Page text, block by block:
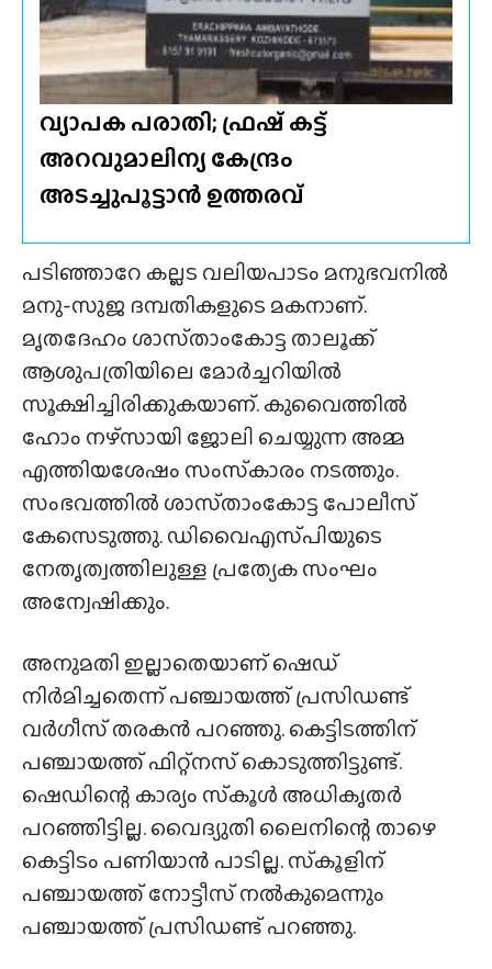
വ്യാപക പരാതി; ഫ്രഷ് കട്ട്
അറവുമാലിന്യ കേന്ദ്രം
അടച്ചുപൂട്ടാൻ ഉത്തരവ്
പടിഞ്ഞാറേ കല്ലട വലിയപാടം മനുഭവനിൽ
മനു-സുജ ദമ്പതികളുടെ മകനാണ്.
മൃതദേഹം ശാസ്‌താംകോട്ട താലൂക്ക്
ആശുപത്രിയിലെ മോർച്ചറിയിൽ
സൂക്ഷിച്ചിരിക്കുകയാണ്. കുവൈത്തിൽ
ഹോം നഴ്‌സായി ജോലി ചെയ്യുന്ന അമ്മ
എത്തിയശേഷം സംസ്‌കാരം നടത്തും.
സംഭവത്തിൽ ശാസ്‌താംകോട്ട പോലീസ്
കേസെടുത്തു. ഡിവൈഎസ്‌പിയുടെ
നേതൃത്വത്തിലുള്ള പ്രത്യേക സംഘം
അന്വേഷിക്കും.
അനുമതി ഇല്ലാതെയാണ് ഷെഡ്
നിർമിച്ചതെന്ന് പഞ്ചായത്ത് പ്രസിഡണ്ട്
വർഗീസ് തരകൻ പറഞ്ഞു. കെട്ടിടത്തിന്
പഞ്ചായത്ത് ഫിറ്റ്നസ് കൊടുത്തിട്ടുണ്ട്.
ഷെഡിന്റെ കാര്യം സ്‌കൂൾ അധികൃതർ
പറഞ്ഞിട്ടില്ല. വൈദ്യുതി ലൈനിന്റെ താഴെ
കെട്ടിടം പണിയാൻ പാടില്ല. സ്‌കൂളിന്
പഞ്ചായത്ത് നോട്ടീസ് നൽകുമെന്നും
പഞ്ചായത്ത് പ്രസിഡണ്ട് പറഞ്ഞു.